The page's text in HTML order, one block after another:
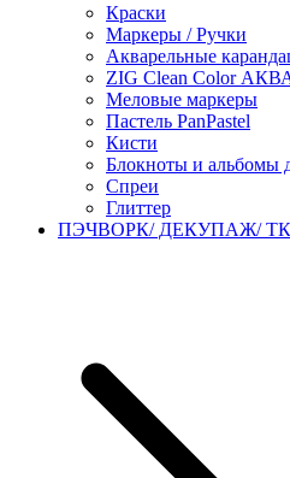
Краски
Маркеры / Ручки
Акварельные
ZIG Clean Color
Меловые маркеры
Пастель PanPastel
Кисти
Блокноты и альбомы
Спреи
Глиттер
ПЭЧВОРК/ ДЕКУПАЖ/